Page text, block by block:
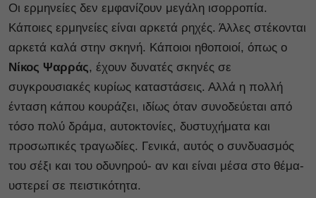
Οι ερμηνείες δεν εμφανίζουν μεγάλη ισορροπία.
Κάποιες ερμηνείες είναι αρκετά ρηχές. Άλλες στέκονται
αρκετά καλά στην σκηνή. Κάποιοι ηθοποιοί, όπως ο
Νίκος Ψαρράς, έχουν δυνατές σκηνές σε
συγκρουσιακές κυρίως καταστάσεις. Αλλά η πολλή
ένταση κάπου κουράζει, ιδίως όταν συνοδεύεται από
τόσο πολύ δράμα, αυτοκτονίες, δυστυχήματα και
προσωπικές τραγωδίες. Γενικά, αυτός ο συνδυασμός
του σέξι και του οδυνηρού- αν και είναι μέσα στο θέμα-
υστερεί σε πειστικότητα.